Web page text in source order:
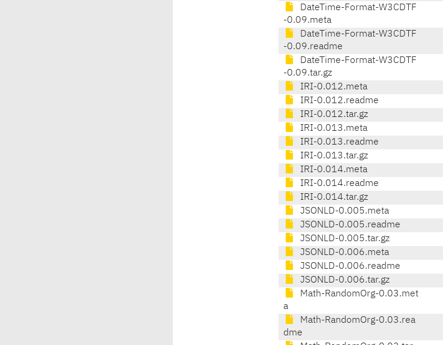
DateTime-Format-W3CDTF
-0.09.meta
DateTime-Format-W3CDTF
-0.09.readme
DateTime-Format-W3CDTF
-0.09.tar.gz
IRI-0.012.meta
IRI-0.012.readme
IRI-0.012.tar.gz
IRI-0.013.meta
IRI-0.013.readme
IRI-0.013.tar.gz
IRI-0.014.meta
IRI-0.014.readme
IRI-0.014.tar.gz
JSONLD-0.005.meta
JSONLD-0.005.readme
JSONLD-0.005.tar.gz
JSONLD-0.006.meta
JSONLD-0.006.readme
JSONLD-0.006.tar.gz
Math-RandomOrg-0.03.met
a
Math-RandomOrg-0.03.rea
dme